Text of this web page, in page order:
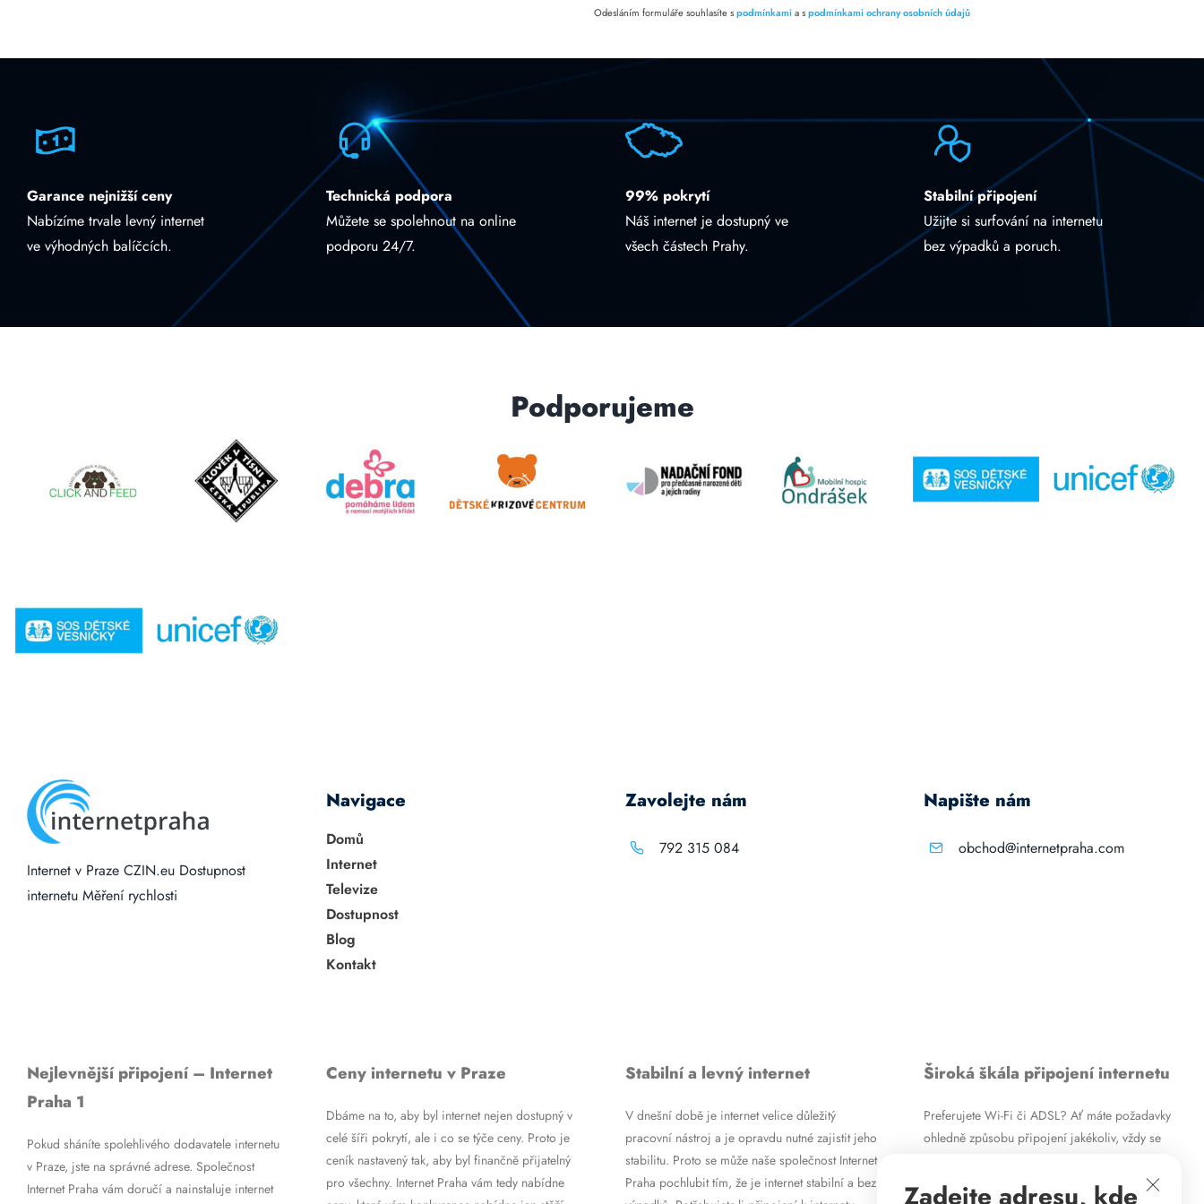
Odesláním formuláře souhlasíte spodmínkamia spodmínkami ochrany osobních údajů
Garance nejnižší ceny
Nabízíme trvale levný internet
ve výhodných balíčcích.
Technická podpora
Můžete se spolehnout na online
podporu 24/7.
99% pokrytí
Náš internet je dostupný ve
všech částech Prahy.
Stabilní připojení
Užijte si surfování na internetu
bez výpadků a poruch.
Podporujeme
Internet v Praze CZIN.eu Dostupnost
internetu Měření rychlosti
Navigace
Domů
Internet
Televize
Dostupnost
Blog
Kontakt
Zavolejte nám
792 315 084
Napište nám
obchod@internetpraha.com
Nejlevnější připojení – Internet
Praha 1
Pokud sháníte spolehlivého dodavatele internetu
v Praze, jste na správné adrese. Společnost
Internet Praha vám doručí a nainstaluje internet
Ceny internetu v Praze
Dbáme na to, aby byl internet nejen dostupný v
celé šíři pokrytí, ale i co se týče ceny. Proto je
ceník nastavený tak, aby byl finančně přijatelný
pro všechny. Internet Praha vám tedy nabídne
Stabilní a levný internet
V dnešní době je internet velice důležitý
pracovní nástroj a je opravdu nutné zajistit jeho
stabilitu. Proto se může naše společnost Internet
Praha pochlubit tím, že je internet stabilní a bez
Široká škála připojení internetu
Preferujete Wi-Fi či ADSL? Ať máte požadavky
ohledně způsobu připojení jakékoliv, vždy se
vysokorychlostního ADSL internetu nabízíme
Zadejte adresu, kde